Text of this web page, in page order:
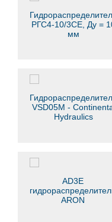
РГС4-10/3СЕ, Ду =
мм
VSD05M -
Hydraulics
AD3E
ARON